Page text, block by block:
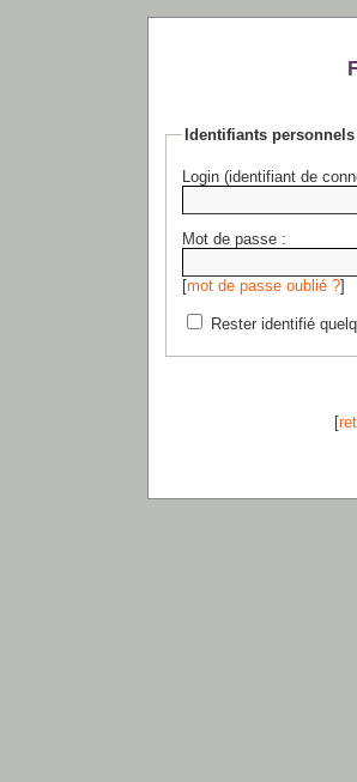
Identifiants personnels
Login (identifiant de
Mot de passe :
[mot de passe oublié ?]
Rester identifié
[